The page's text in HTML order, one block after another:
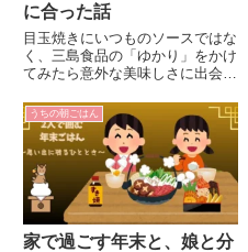
に合った話
目玉焼きにいつものソースではな
く、三島食品の「ゆかり」をかけ
てみたら意外な美味しさに出会い
の朝ごはんと、広島の思い出を綴
ります。
うちの朝ごはん
家で過ごす年末と、娘と分